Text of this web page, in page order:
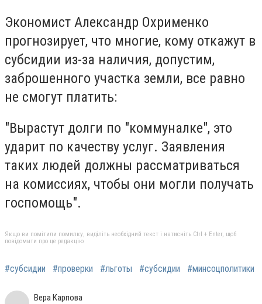
Экономист Александр Охрименко
прогнозирует, что многие, кому откажут в
субсидии из-за наличия, допустим,
заброшенного участка земли, все равно
не смогут платить:
"Вырастут долги по "коммуналке", это
ударит по качеству услуг. Заявления
таких людей должны рассматриваться
на комиссиях, чтобы они могли получать
госпомощь".
Якщо ви помітили помилку, виділіть необхідний текст і натисніть Ctrl + Enter, щоб
повідомити про це редакцію
#субсидии #проверки #льготы #субсидии #минсоцполитики
Вера Карпова